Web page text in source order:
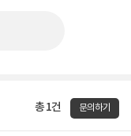
총 1건 문의하기